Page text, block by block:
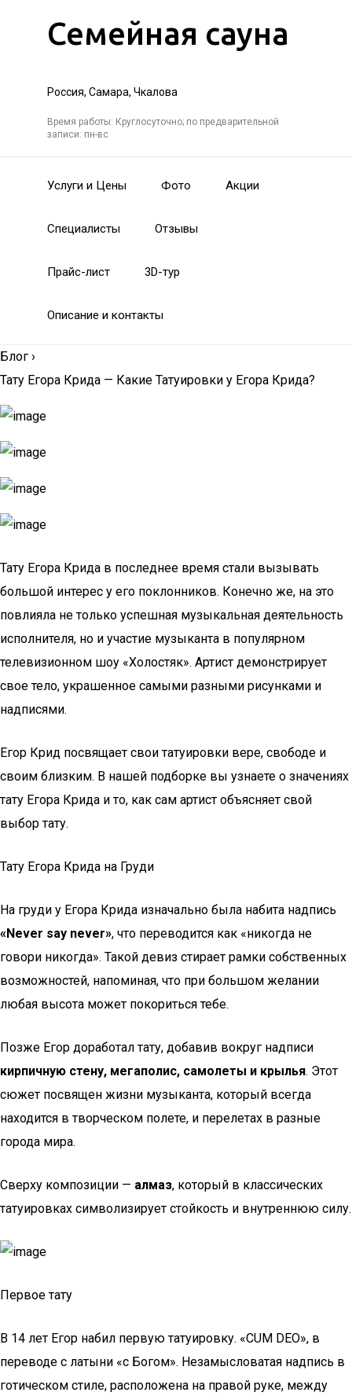
Семейная сауна
Россия, Самара, Чкалова
Время работы: Круглосуточно; по предварительной
записи: пн-вс
Услуги и Цены Фото Акции
Специалисты Отзывы
Прайс-лист 3D-тур
Описание и контакты
Блог ›
Тату Егора Крида — Какие Татуировки у Егора Крида?
Тату Егора Крида в последнее время стали вызывать
большой интерес у его поклонников. Конечно же, на это
повлияла не только успешная музыкальная деятельность
исполнителя, но и участие музыканта в популярном
телевизионном шоу «Холостяк». Артист демонстрирует
свое тело, украшенное самыми разными рисунками и
надписями.
Егор Крид посвящает свои татуировки вере, свободе и
своим близким. В нашей подборке вы узнаете о значениях
тату Егора Крида и то, как сам артист объясняет свой
выбор тату.
Тату Егора Крида на Груди
На груди у Егора Крида изначально была набита надпись
«Never say never», что переводится как «никогда не
говори никогда». Такой девиз стирает рамки собственных
возможностей, напоминая, что при большом желании
любая высота может покориться тебе.
Позже Егор доработал тату, добавив вокруг надписи
кирпичную стену, мегаполис, самолеты и крылья. Этот
сюжет посвящен жизни музыканта, который всегда
находится в творческом полете, и перелетах в разные
города мира.
Сверху композиции — алмаз, который в классических
татуировках символизирует стойкость и внутреннюю силу.
Первое тату
В 14 лет Егор набил первую татуировку. «CUM DEO», в
переводе с латыни «с Богом». Незамысловатая надпись в
готическом стиле, расположена на правой руке, между